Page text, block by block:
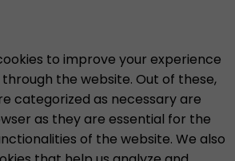
to improve your experience
the website. Out of these,
categorized as necessary are
as they are essential for the
of the website. We also